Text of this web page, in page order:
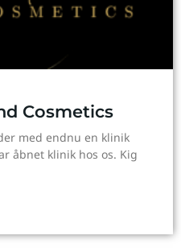
Cosmetics
med endnu en klinik
åbnet klinik hos os. Kig